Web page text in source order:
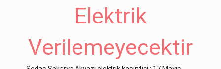
Elektrik
Verilemeyecektir